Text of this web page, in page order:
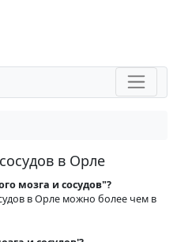
в Орле
мозга и сосудов"?
в Орле можно более чем в